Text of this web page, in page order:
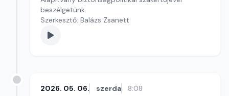
beszélgetünk.
Szerkesztő: Balázs Zsanett
2026. 05. 06. szerda 8:08